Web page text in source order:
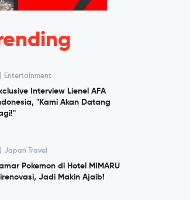
Entertainment
Interview Lienel AFA
"Kami Akan Datang
Japan Travel
Pokemon di Hotel MIMARU
Jadi Makin Ajaib!